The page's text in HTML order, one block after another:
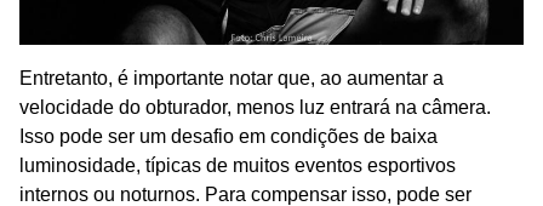
Entretanto, é importante notar que, ao aumentar a
velocidade do obturador, menos luz entrará na câmera.
Isso pode ser um desafio em condições de baixa
luminosidade, típicas de muitos eventos esportivos
internos ou noturnos. Para compensar isso, pode ser